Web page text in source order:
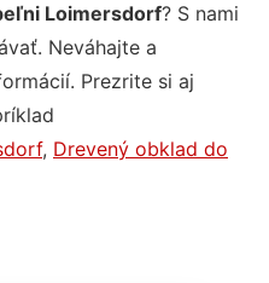
Loimersdorf? S nami
Neváhajte a
Prezrite si aj
, Drevený obklad do